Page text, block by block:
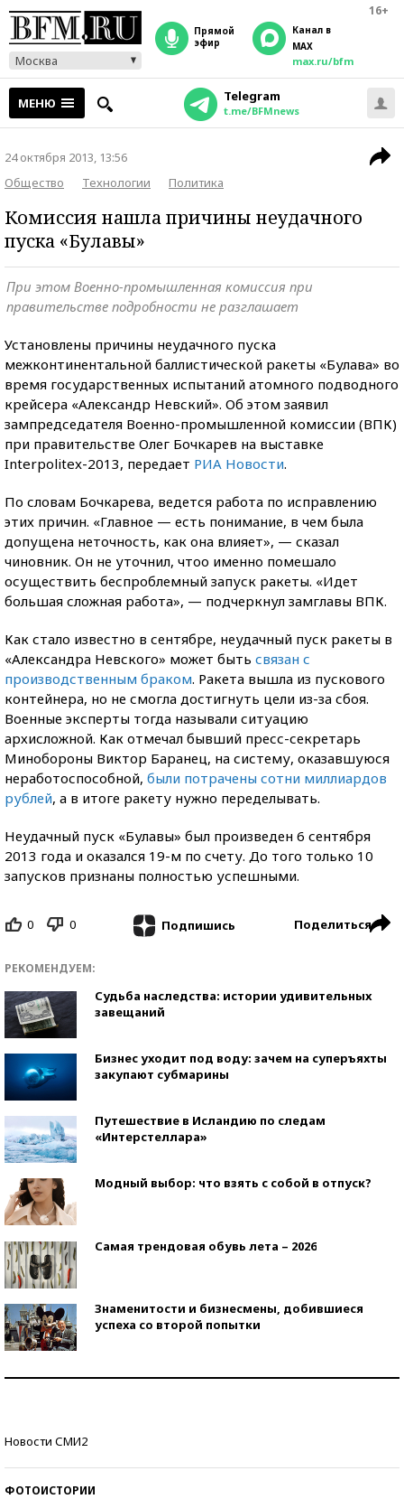
16+
Москва
прямой
эфир
Канал в
MAX
max.ru/bfm
МЕНЮ Telegram
t.me/BFMnews
24 октября 2013, 13:56
Общество
Технологии Политика
Комиссия нашла причины неудачного
пуска «Булавы»
При этом Военно-промышленная комиссия при
правительстве подробности не разглашает
Установлены причины неудачного пуска
межконтинентальной баллистической ракеты «Булава» во
время государственных испытаний атомного подводного
крейсера «Александр Невский». Об этом заявил
зампредседателя Военно-промышленной комиссии (ВПК)
при правительстве Олег Бочкарев на выставке
Interpolitex-2013, передает РИА Новости.
По словам Бочкарева, ведется работа по исправлению
этих причин. «Главное — есть понимание, в чем была
допущена неточность, как она влияет», — сказал
чиновник. Он не уточнил, чтоо именно помешало
осуществить беспроблемный запуск ракеты. «Идет
большая сложная работа», — подчеркнул замглавы ВПК.
Как стало известно в сентябре, неудачный пуск ракеты в
«Александра Невского» может быть связан с
производственным браком. Ракета вышла из пускового
контейнера, но не смогла достигнуть цели из-за сбоя.
Военные эксперты тогда называли ситуацию
архисложной. Как отмечал бывший пресс-секретарь
Минобороны Виктор Баранец, на систему, оказавшуюся
неработоспособной, были потрачены сотни миллиардов
рублей, а в итоге ракету нужно переделывать.
Неудачный пуск «Булавы» был произведен 6 сентября
2013 года и оказался 19-м по счету. До того только 10
запусков признаны полностью успешными.
0 0 Подпишись Поделиться
РЕКОМЕНДУЕМ:
Судьба наследства: истории удивительных
завещаний
Бизнес уходит под воду: зачем на суперъяхты
закупают субмарины
Путешествие в Исландию по следам
«Интерстеллара»
Модный выбор: что взять с собой в отпуск?
Самая трендовая обувь лета – 2026
Знаменитости и бизнесмены, добившиеся
успеха со второй попытки
Новости СМИ2
ФОТОИСТОРИИ